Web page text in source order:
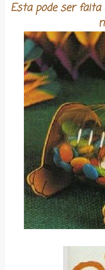
Esta pode ser faita